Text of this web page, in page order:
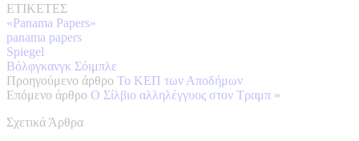
ΕΤΙΚΕΤΕΣ
«Panama Papers»
panama papers
Spiegel
Βόλφγκανγκ Σόιμπλε
Προηγούμενο άρθρο Το ΚΕΠ των Αποδήμων
Επόμενο άρθρο Ο Σίλβιο αλληλέγγυος στον Τραμπ »
Σχετικά Άρθρα